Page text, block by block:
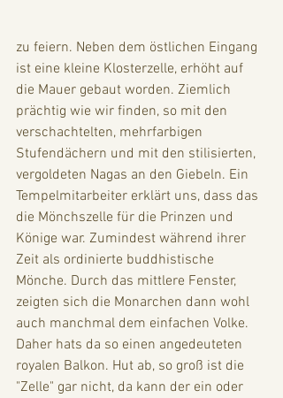
zu feiern. Neben dem östlichen Eingang
ist eine kleine Klosterzelle, erhöht auf
die Mauer gebaut worden. Ziemlich
prächtig wie wir finden, so mit den
verschachtelten, mehrfarbigen
Stufendächern und mit den stilisierten,
vergoldeten Nagas an den Giebeln. Ein
Tempelmitarbeiter erklärt uns, dass das
die Mönchszelle für die Prinzen und
Könige war. Zumindest während ihrer
Zeit als ordinierte buddhistische
Mönche. Durch das mittlere Fenster,
zeigten sich die Monarchen dann wohl
auch manchmal dem einfachen Volke.
Daher hats da so einen angedeuteten
royalen Balkon. Hut ab, so groß ist die
"Zelle" gar nicht, da kann der ein oder